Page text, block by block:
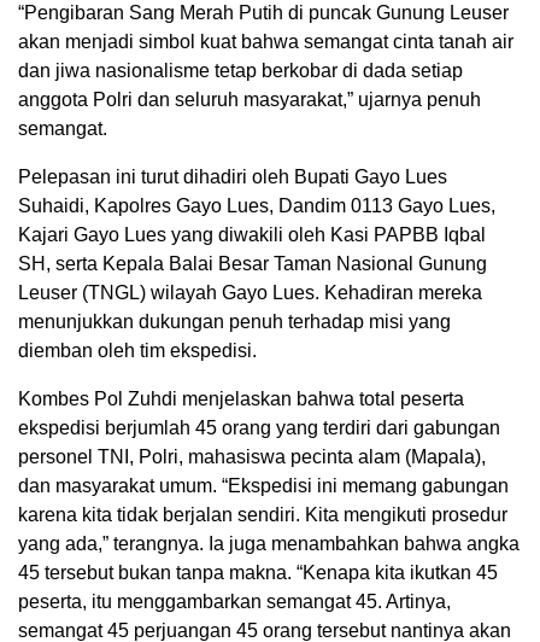
“Pengibaran Sang Merah Putih di puncak Gunung Leuser
akan menjadi simbol kuat bahwa semangat cinta tanah air
dan jiwa nasionalisme tetap berkobar di dada setiap
anggota Polri dan seluruh masyarakat,” ujarnya penuh
semangat.
Pelepasan ini turut dihadiri oleh Bupati Gayo Lues
Suhaidi, Kapolres Gayo Lues, Dandim 0113 Gayo Lues,
Kajari Gayo Lues yang diwakili oleh Kasi PAPBB Iqbal
SH, serta Kepala Balai Besar Taman Nasional Gunung
Leuser (TNGL) wilayah Gayo Lues. Kehadiran mereka
menunjukkan dukungan penuh terhadap misi yang
diemban oleh tim ekspedisi.
Kombes Pol Zuhdi menjelaskan bahwa total peserta
ekspedisi berjumlah 45 orang yang terdiri dari gabungan
personel TNI, Polri, mahasiswa pecinta alam (Mapala),
dan masyarakat umum. “Ekspedisi ini memang gabungan
karena kita tidak berjalan sendiri. Kita mengikuti prosedur
yang ada,” terangnya. Ia juga menambahkan bahwa angka
45 tersebut bukan tanpa makna. “Kenapa kita ikutkan 45
peserta, itu menggambarkan semangat 45. Artinya,
semangat 45 perjuangan 45 orang tersebut nantinya akan